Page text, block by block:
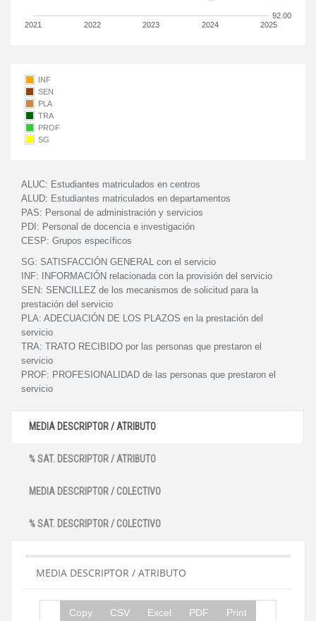
2021 2022 2023 2024 2025
92.00
INF
SEN
PLA
TRA
PROF
SG
ALUC: Estudiantes matriculados en centros
ALUD: Estudiantes matriculados en departamentos
PAS: Personal de administración y servicios
PDI: Personal de docencia e investigación
CESP: Grupos específicos
SG: SATISFACCIÓN GENERAL con el servicio
INF:
INFORMACIÓN relacionada con la provisión del servicio
SEN: SENCILLEZ de los mecanismos de solicitud para la
prestación del servicio
PLA: ADECUACIÓN DE LOS PLAZOS en la prestación del
servicio
TRA: TRATO RECIBIDO por las personas que prestaron el
servicio
PROF: PROFESIONALIDAD de las personas que prestaron el
servicio
MEDIA DESCRIPTOR / ATRIBUTO
% SAT. DESCRIPTOR / ATRIBUTO
MEDIA DESCRIPTOR / COLECTIVO
% SAT. DESCRIPTOR / COLECTIVO
MEDIA DESCRIPTOR / ATRIBUTO
Copy CSV Excel PDF Print